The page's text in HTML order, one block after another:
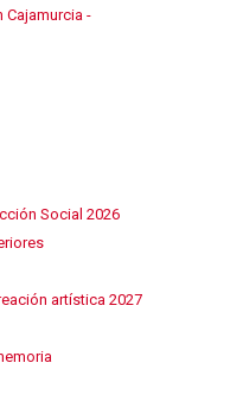
Social 2026
artística 2027